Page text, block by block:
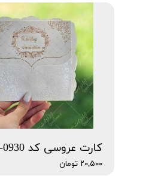
کارت عروسی کد M-0930
۲۰,۵۰۰ تومان